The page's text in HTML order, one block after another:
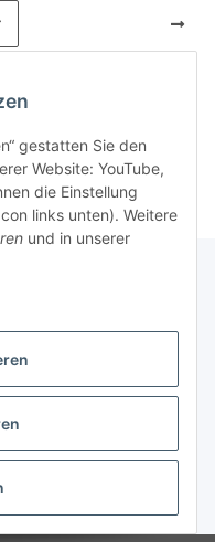
gestatten Sie den
Website: YouTube,
die Einstellung
links unten). Weitere
und in unserer